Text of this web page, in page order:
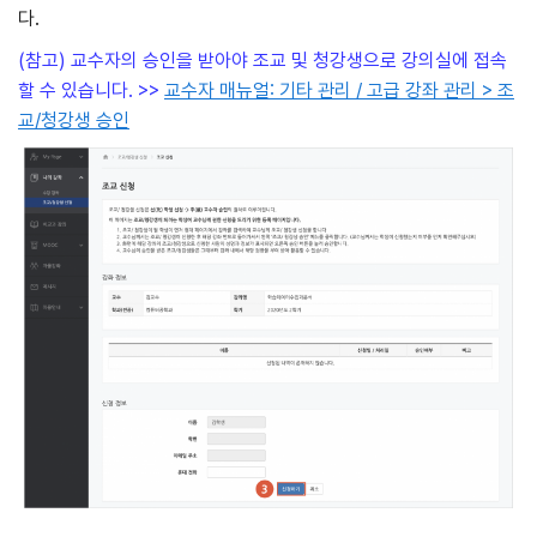
다.
(참고) 교수자의 승인을 받아야 조교 및 청강생으로 강의실에 접속
할 수 있습니다. >> 교수자 매뉴얼: 기타 관리 / 고급 강좌 관리 > 조
교/청강생 승인